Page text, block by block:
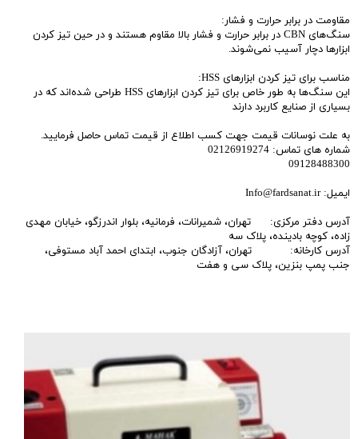
مقاومت در برابر حرارت و فشار:
سنگ‌های CBN در برابر حرارت و فشار بالا مقاوم هستند و در حین تیز کردن
ابزارها دچار آسیب نمی‌شوند.
مناسب برای تیز کردن ابزارهای HSS:
این سنگ‌ها به طور خاص برای تیز کردن ابزارهای HSS طراحی شده‌اند که در
بسیاری از صنایع کاربرد دارند
به علت نوسانات قیمت جهت کسب اطلاع از قیمت تماس حاصل فرمایید.
شماره های تماس: 02126919274
09128488300
ایمیل: Info@fardsanat.ir
آدرس دفتر مرکزی: تهران، شمیرانات، فرمانیه، بلوار اندرزگو، خیابان مهدی
زاده، کوچه بادینده، پلاک سه
آدرس کارخانه: تهران، آزادگان جنوب، ابتدای احمد آباد مستوفی،
جنب پمپ بنزین، پلاک سی و هفت